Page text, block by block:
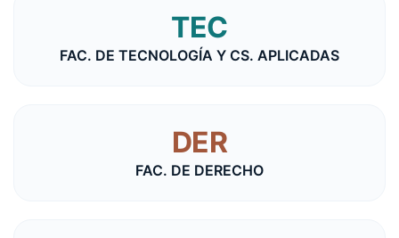
TEC
FAC. DE TECNOLOGÍA Y CS. APLICADAS
DER
FAC. DE DERECHO